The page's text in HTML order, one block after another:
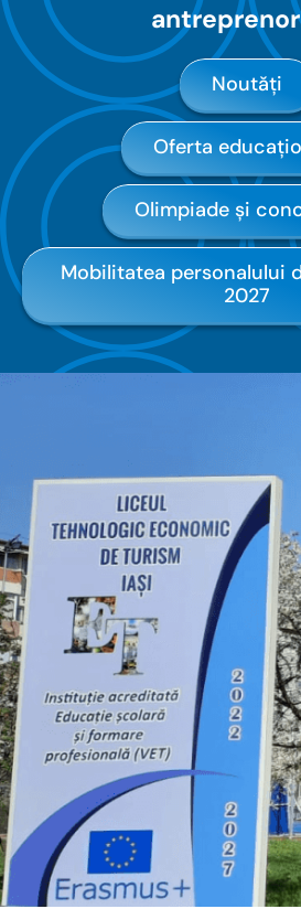
Noutăți
Oferta
Olimpiade și
Mobilitatea personalului
2027